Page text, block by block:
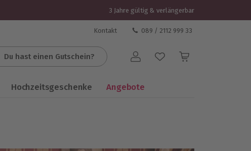
3 Jahre gültig & verlängerbar
Kontakt 089 / 2112 999 33
Du hast einen Gutschein? Benutzerkonto
Hochzeitsgeschenke Angebote